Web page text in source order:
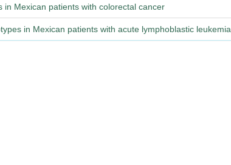
in Mexican patients with colorectal cancer
in Mexican patients with acute lymphoblastic leukemia